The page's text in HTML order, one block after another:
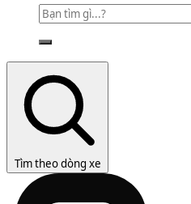
Tìm theo dòng xe